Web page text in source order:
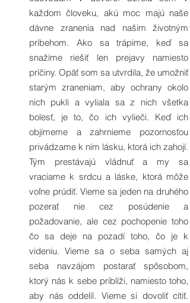
každom človeku, akú moc majú naše
dávne zranenia nad našim životným
príbehom. Ako sa trápime, keď sa
snažíme riešiť len prejavy namiesto
príčiny. Opäť som sa utvrdila, že umožniť
starým zraneniam, aby ochrany okolo
nich pukli a vyliala sa z nich všetka
bolesť, je to, čo ich vylieči. Keď ich
objímeme a zahrnieme pozornosťou
privádzame k ním lásku, ktorá ich zahojí.
Tým prestávajú vládnuť a my sa
vraciame k srdcu a láske, ktorá môže
voľne prúdiť. Vieme sa jeden na druhého
pozerať nie cez posúdenie a
požadovanie, ale cez pochopenie toho
čo sa deje na pozadí toho, čo je k
videniu. Vieme sa o seba samých aj
seba navzájom postarať spôsobom,
ktorý nás k sebe priblíži, namiesto toho,
aby nás oddelil. Vieme si dovoliť cítiť.